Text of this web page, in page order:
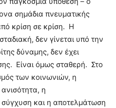
σημάδια πνευματικής
κρίση σε κρίση. Η
δεν γίνεται υπό την
δύναμης, δεν έχει
Είναι όμως σταθερή. Στο
των κοινωνιών, η
η
σύγχυση και η αποτελμάτωση